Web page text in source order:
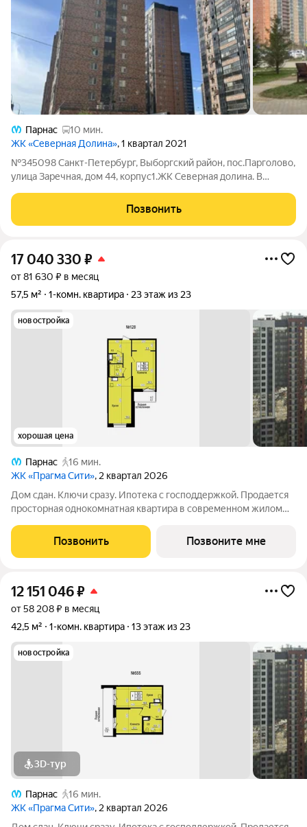
Парнас
10 мин.
ЖК «Северная Долина», 1 квартал 2021
№345098 Санкт-Петербург, Выборгский район, пос.Парголово,
улица Заречная, дом 44, корпус1.ЖК Северная долина. В
22,8кв.м.+ 2,20 застекленная лоджия. Очень функциональная
квартира, уютная, теплая, в
Позвонить
17 040 330 ₽
от 81 630 ₽ в месяц
57,5 м²
1-комн. квартира 23 этаж из 23
новостройка
хорошая цена
Парнас
16 мин.
ЖК «Прагма Сити», 2 квартал 2026
Дом сдан. Ключи сразу. Ипотека с господдержкой. Продается
просторная однокомнатная квартира в современном жилом
можно заказать у застройщика. Общая площадь квартиры 55.4
Позвонить Позвоните мне
12 151 046₽
от 58 208 ₽ в месяц
42,5 м²
1-комн. квартира 13 этаж из 23
новостройка
3D-тур
Парнас
16 мин.
ЖК «Прагма Сити», 2 квартал 2026